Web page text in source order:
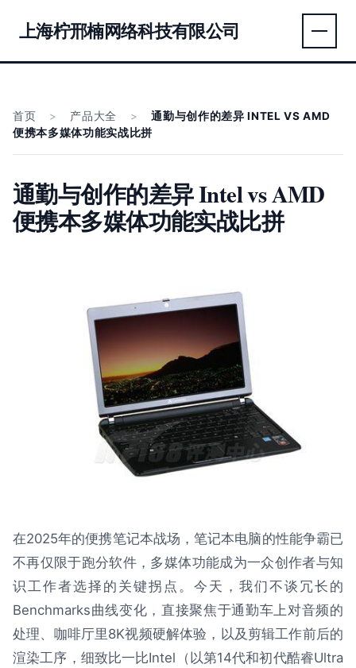
上海柠邢楠网络科技有限公司
首页 > 产品大全 >
通勤与创作的差异 INTEL VS AMD
便携本多媒体功能实战比拼
通勤与创作的差异 Intel vs AMD
便携本多媒体功能实战比拼
在2025年的便携笔记本战场，笔记本电脑的性能争霸已
不再仅限于跑分软件，多媒体功能成为一众创作者与知
识工作者选择的关键拐点。今天，我们不谈冗长的
Benchmarks曲线变化，直接聚焦于通勤车上对音频的
处理、咖啡厅里8K视频硬解体验，以及剪辑工作前后的
渲染工序，细致比一比Intel（以第14代和初代酷睿Ultra